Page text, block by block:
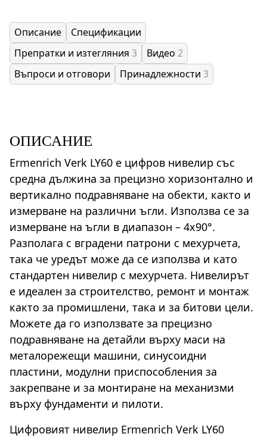
Описание
Спецификации
Препратки и изтегляния 3 Видео 2
Въпроси и отговори
Принадлежности 3
ОПИСАНИЕ
Ermenrich Verk LY60 е цифров нивелир със
средна дължина за прецизно хоризонтално и
вертикално подравняване на обекти, както и
измерване на различни ъгли. Използва се за
измерване на ъгли в диапазон – 4x90°.
Разполага с вградени патрони с мехурчета,
така че уредът може да се използва и като
стандартен нивелир с мехурчета. Нивелирът
е идеален за строителство, ремонт и монтаж
както за промишлени, така и за битови цели.
Можете да го използвате за прецизно
подравняване на детайли върху маси на
металорежещи машини, синусоидни
пластини, модулни приспособления за
закрепване и за монтиране на механизми
върху фундаменти и пилоти.
Цифровият нивелир Ermenrich Verk LY60